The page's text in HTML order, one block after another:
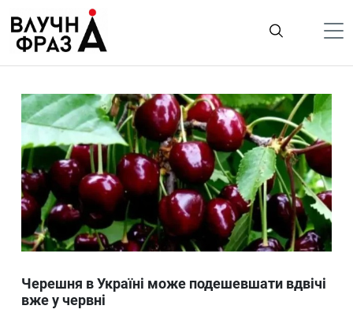
содержимому
Гроші
Життя
Лайфстайл
ТехноНаука
Людина
Ukraine
Черешня в Україні може подешевшати вдвічі
вже у червні